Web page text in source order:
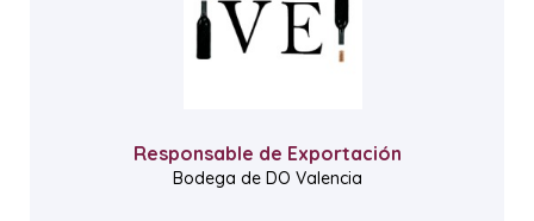
Responsable de Exportación
Bodega de DO Valencia